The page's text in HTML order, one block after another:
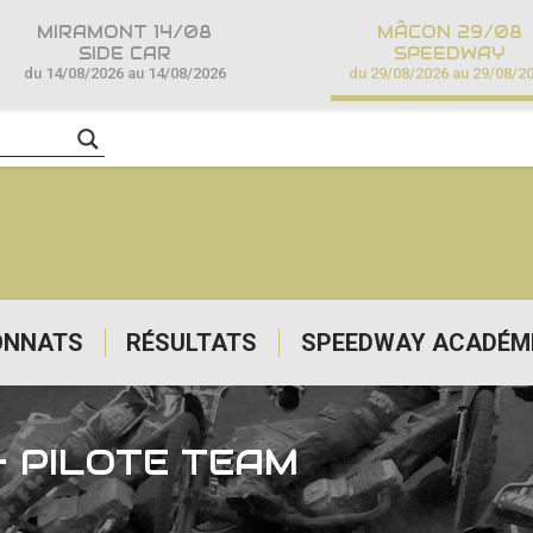
RÉSULTATS SPEEDWAY
MIRAMONT 14/08
SIDE CAR
du 14/08/2026 au 14/08/2026
MÂCON 29/08
SPEEDWAY
du 29/08/2026 au 29/08/
PILOTE TEAM